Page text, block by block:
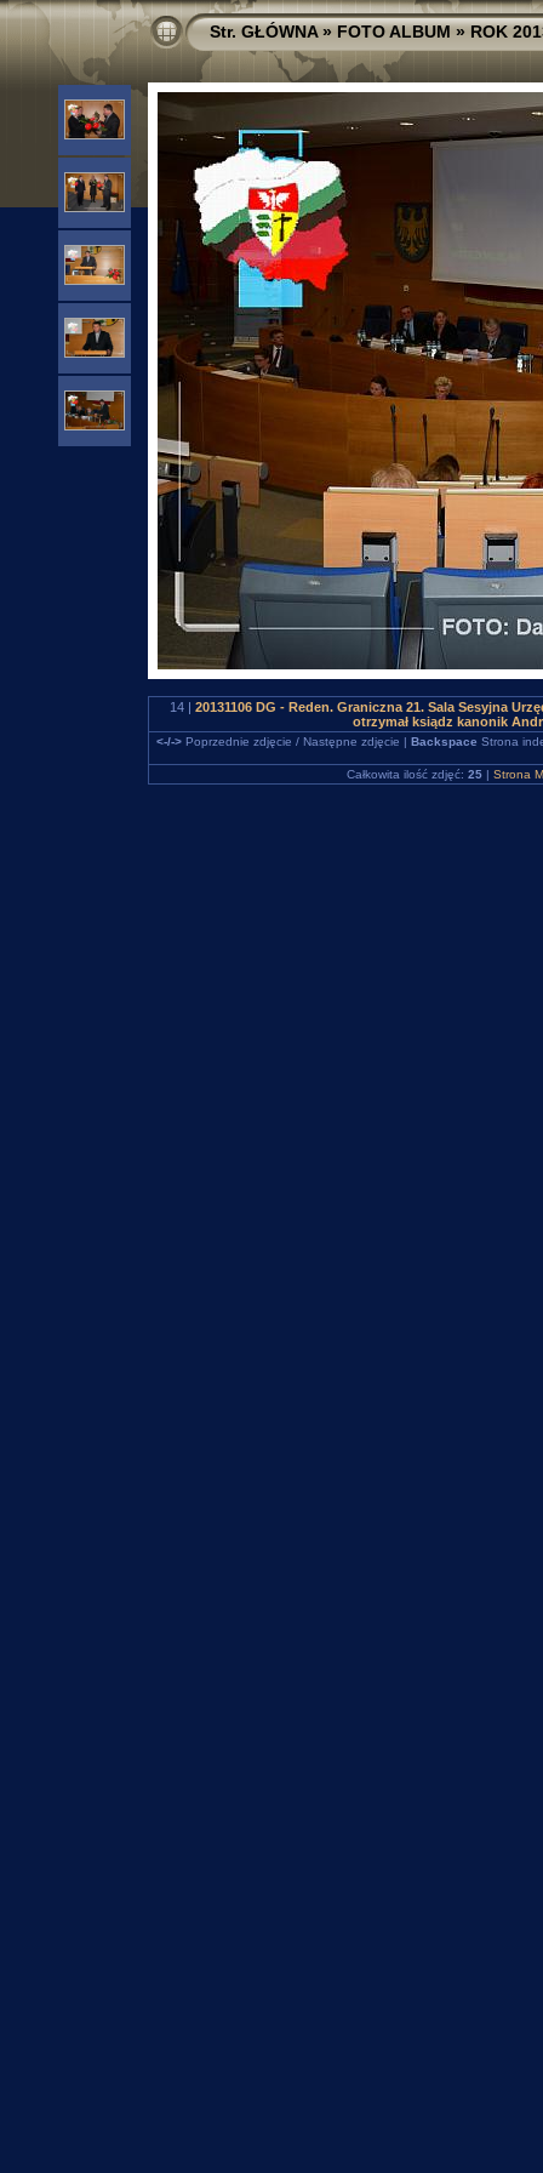
Str. GŁÓWNA»FOTO ALBUM»ROK
14 | 20131106 DG - Reden. Graniczna 21. Sala Sesyjna
otrzymał ksiądz kanonik
<-/->Poprzednie zdjęcie / Następne zdjęcie | Backspace Strona
Całkowita ilość zdjęć: 25 | Strona